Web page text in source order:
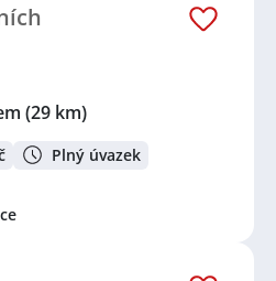
(29 km)
Plný úvazek